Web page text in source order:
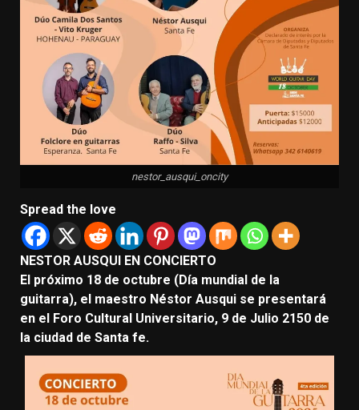
nestor_ausqui_oncity
Spread the love
NESTOR AUSQUI EN CONCIERTO
El próximo 18 de octubre (Día mundial de la
guitarra), el maestro Néstor Ausqui se presentará
en el Foro Cultural Universitario, 9 de Julio 2150 de
la ciudad de Santa fe.